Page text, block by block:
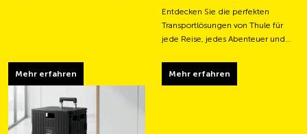
Mehr erfahren
Entdecken Sie die perfekten
Transportlösungen von Thule für
jede Reise, jedes Abenteuer und
Mehr erfahren